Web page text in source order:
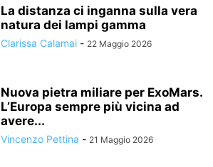
La distanza ci inganna sulla vera
natura dei lampi gamma
Clarissa Calamai - 22 Maggio 2026
Nuova pietra miliare per ExoMars.
L’Europa sempre più vicina ad
avere...
Vincenzo Pettina - 21 Maggio 2026